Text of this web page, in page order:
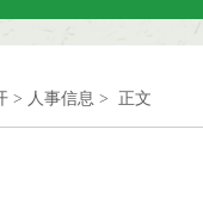
> 人事信息 > 正文